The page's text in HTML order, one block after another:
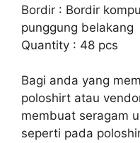
Bordir : Bordir
punggung belakang
Quantity : 48 pcs
Bagi anda yang
poloshirt atau
membuat seragam
seperti pada